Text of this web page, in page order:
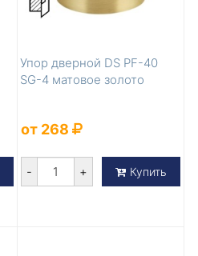
Упор дверной DS PF-40
SG-4 матовое золото
от 268
- + Купить